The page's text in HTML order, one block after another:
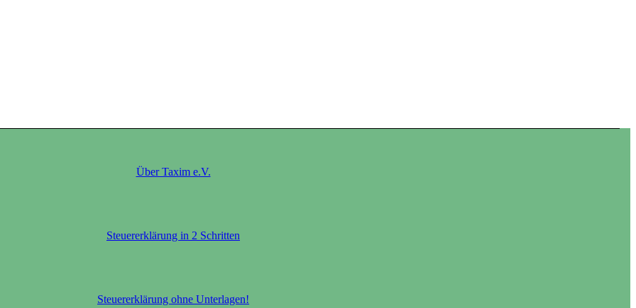
Über Taxim e.V.
Steuererklärung in 2 Schritten
Steuererklärung ohne Unterlagen!